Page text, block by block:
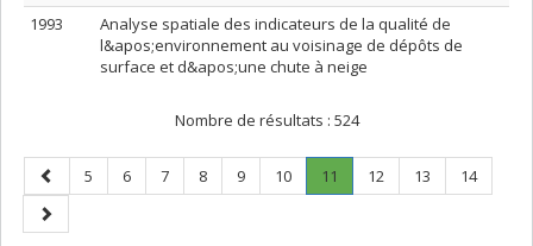
1993
Analyse spatiale des indicateurs de la qualité de
l&apos;environnement au voisinage de dépôts de
surface et d&apos;une chute à neige
Nombre de résultats : 524
Page
précédente
Page
5 Page
6 Page
7 Page
8 Page
9 Page
10 Page
11
Page
Page
12 Page
13 Page
14
Page
suivante